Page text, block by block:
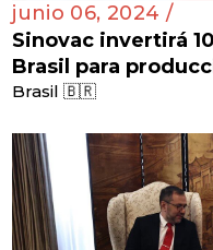
junio 06, 2024 /
Sinovac invertirá
Brasil para
Brasil 🇧🇷